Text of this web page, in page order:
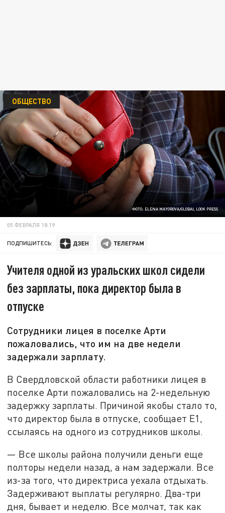
ФОТО: ELENA MAYOROVA/GLOBAL LOOK PRESS
ОБЩЕСТВО
05 ФЕВРАЛЯ 18:19
ПОДПИШИТЕСЬ:
Учителя одной из уральских школ сидели
без зарплаты, пока директор была в
отпуске
Сотрудники лицея в поселке Арти
пожаловались, что им на две недели
задержали зарплату.
В Свердловской области работники лицея в
поселке Арти пожаловались на 2-недельную
задержку зарплаты. Причиной якобы стало то,
что директор была в отпуске, сообщает Е1,
ссылаясь на одного из сотрудников школы.
— Все школы района получили деньги еще
полторы недели назад, а нам задержали. Все
из-за того, что директриса уехала отдыхать.
Задерживают выплаты регулярно. Два-три
дня, бывает и неделю. Все молчат, так как